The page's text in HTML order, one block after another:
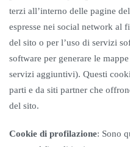
terzi all’interno delle pagine
espresse nei social network al
del sito o per l’uso di servizi
software per generare le
servizi aggiuntivi). Questi
parti e da siti partner che
del sito.
Cookie di profilazione: Sono